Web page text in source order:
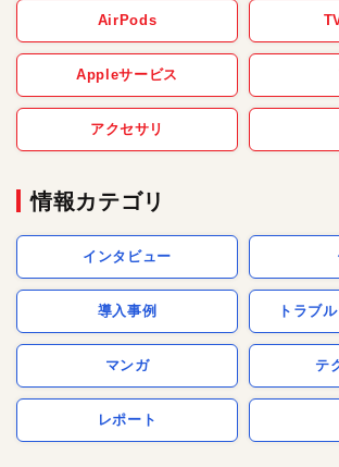
AirPods
Appleサービス
アクセサリ
情報カテゴリ
インタビュー
導入事例 トラブ
マンガ テ
レポート